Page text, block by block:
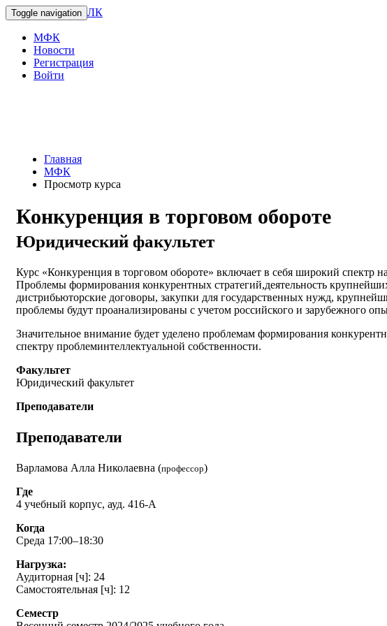
Toggle navigation ЛК
МФК
Новости
Регистрация
Войти
Главная
МФК
Просмотр курса
Конкуренция в торговом обороте
Юридический факультет
Курс «Конкуренция в торговом обороте» включает в себя широкий спектр
Проблемы формирования конкурентных стратегий,деятельность
дистрибьюторские договоры, закупки для государственных нужд,
проблемы будут проанализированы с учетом российского и зарубежного
Значительное внимание будет уделено проблемам формирования
спектру проблеминтеллектуальной собственности.
Факультет
Юридический факультет
Преподаватели
Преподаватели
Варламова Алла Николаевна (профессор)
Где
4 учебный корпус, ауд. 416-А
Когда
Среда 17:00–18:30
Нагрузка:
Аудиторная [ч]: 24
Самостоятельная [ч]: 12
Семестр